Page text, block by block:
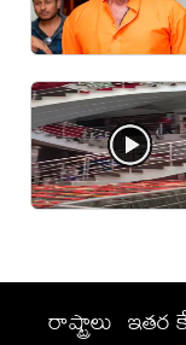
రాష్ట్రాలు ఇతర